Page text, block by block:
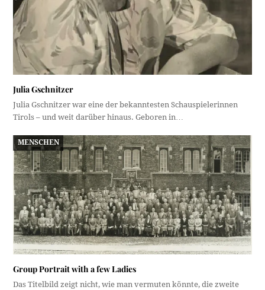
Julia Gschnitzer
Julia Gschnitzer war eine der bekanntesten Schauspielerinnen
Tirols – und weit darüber hinaus. Geboren in…
MENSCHEN
Group Portrait with a few Ladies
Das Titelbild zeigt nicht, wie man vermuten könnte, die zweite